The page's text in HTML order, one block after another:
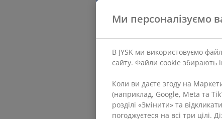
Ми персоналізуємо
В JYSK ми використовуємо
сайту. Файли cookie збирають
Коли ви даєте згоду на
(наприклад, Google, Meta та
розділі «Змінити» та
погоджуєтеся на всі три цілі.